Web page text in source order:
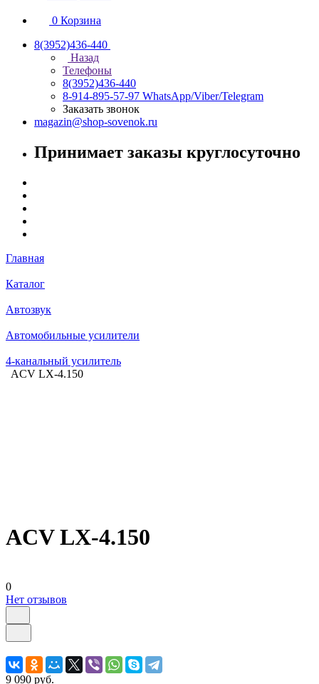
0 Корзина
8(3952)436-440
Назад
Телефоны
8(3952)436-440
8-914-895-57-97 WhatsApp/Viber/Telegram
Заказать звонок
magazin@shop-sovenok.ru
Принимает заказы круглосуточно
Главная
Каталог
Автозвук
Автомобильные усилители
4-канальный усилитель
ACV LX-4.150
ACV LX-4.150
0
Нет отзывов
9 090 руб.